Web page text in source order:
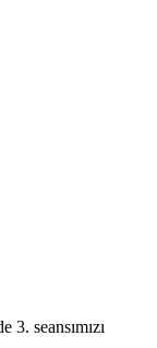
seansımızı